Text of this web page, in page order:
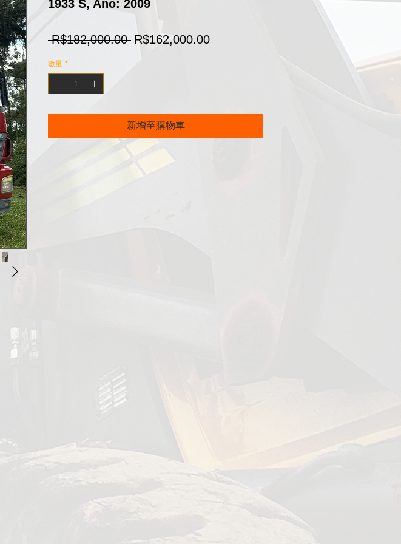
1933 S, Ano: 2009
R$182,000.00 一
R$162,000.00促
數量 *
新增至購物車